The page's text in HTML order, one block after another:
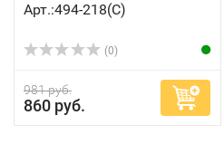
Арт.:494-218(C)
(0)
981 руб.
860 руб.